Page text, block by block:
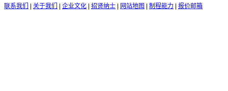
联系我们 关于我们 企业文化 招贤纳士 网站地图 制程能力 报价邮箱